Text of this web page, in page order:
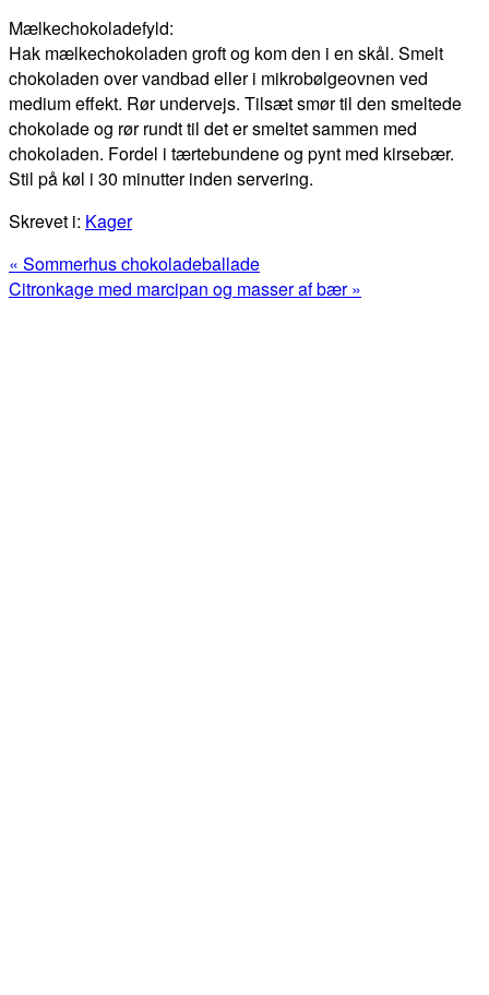
Mælkechokoladefyld:
Hak mælkechokoladen groft og kom den i en skål. Smelt
chokoladen over vandbad eller i mikrobølgeovnen ved
medium effekt. Rør undervejs. Tilsæt smør til den smeltede
chokolade og rør rundt til det er smeltet sammen med
chokoladen. Fordel i tærtebundene og pynt med kirsebær.
Stil på køl i 30 minutter inden servering.
Skrevet i: Kager
Previous
Post:
« Sommerhus chokoladeballade
Next
Citronkage med marcipan og masser af bær »